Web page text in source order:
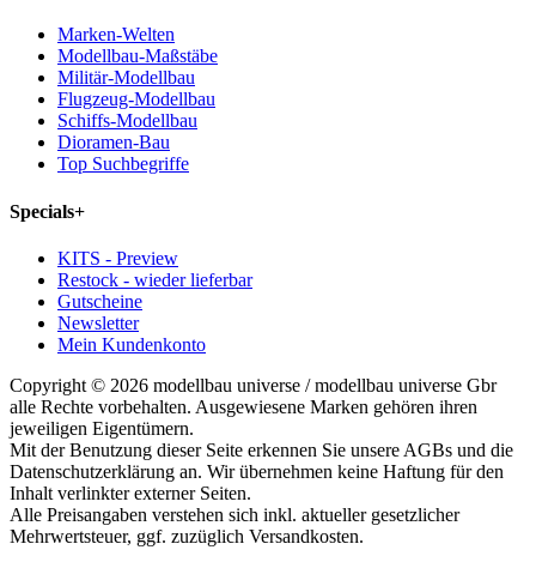
Marken-Welten
Modellbau-Maßstäbe
Militär-Modellbau
Flugzeug-Modellbau
Schiffs-Modellbau
Dioramen-Bau
Top Suchbegriffe
Specials+
KITS - Preview
Restock - wieder lieferbar
Gutscheine
Newsletter
Mein Kundenkonto
Copyright © 2026 modellbau universe / modellbau universe Gbr
alle Rechte vorbehalten. Ausgewiesene Marken gehören ihren
jeweiligen Eigentümern.
Mit der Benutzung dieser Seite erkennen Sie unsere AGBs und die
Datenschutzerklärung an. Wir übernehmen keine Haftung für den
Inhalt verlinkter externer Seiten.
Alle Preisangaben verstehen sich inkl. aktueller gesetzlicher
Mehrwertsteuer, ggf. zuzüglich Versandkosten.